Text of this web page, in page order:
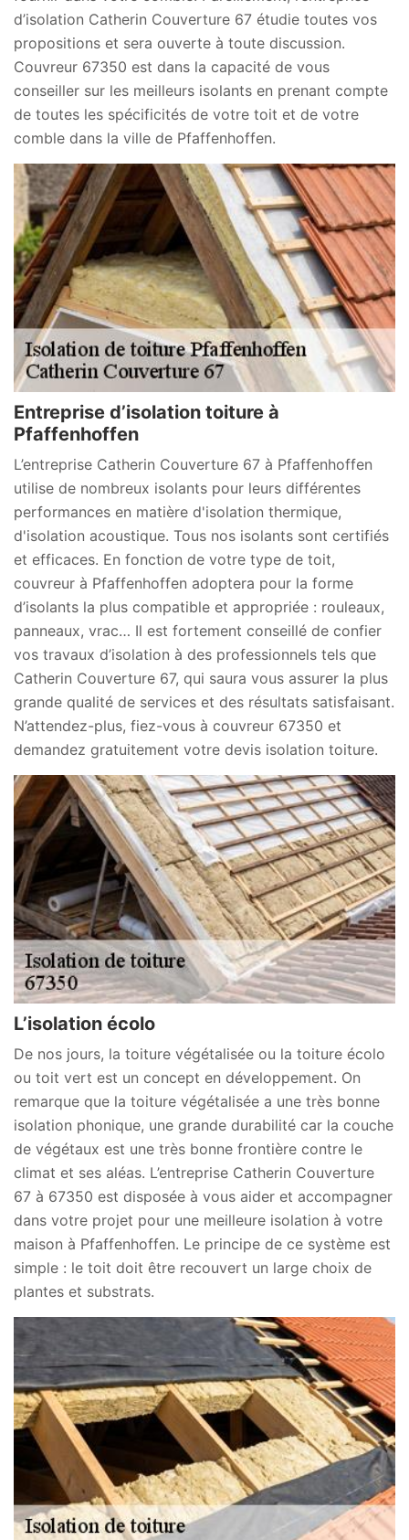
d’isolation Catherin Couverture 67 étudie toutes vos
propositions et sera ouverte à toute discussion.
Couvreur 67350 est dans la capacité de vous
conseiller sur les meilleurs isolants en prenant compte
de toutes les spécificités de votre toit et de votre
comble dans la ville de Pfaffenhoffen.
Entreprise d’isolation toiture à
Pfaffenhoffen
L’entreprise Catherin Couverture 67 à Pfaffenhoffen
utilise de nombreux isolants pour leurs différentes
performances en matière d'isolation thermique,
d'isolation acoustique. Tous nos isolants sont certifiés
et efficaces. En fonction de votre type de toit,
couvreur à Pfaffenhoffen adoptera pour la forme
d’isolants la plus compatible et appropriée : rouleaux,
panneaux, vrac… Il est fortement conseillé de confier
vos travaux d’isolation à des professionnels tels que
Catherin Couverture 67, qui saura vous assurer la plus
grande qualité de services et des résultats satisfaisant.
N’attendez-plus, fiez-vous à couvreur 67350 et
demandez gratuitement votre devis isolation toiture.
L’isolation écolo
De nos jours, la toiture végétalisée ou la toiture écolo
ou toit vert est un concept en développement. On
remarque que la toiture végétalisée a une très bonne
isolation phonique, une grande durabilité car la couche
de végétaux est une très bonne frontière contre le
climat et ses aléas. L’entreprise Catherin Couverture
67 à 67350 est disposée à vous aider et accompagner
dans votre projet pour une meilleure isolation à votre
maison à Pfaffenhoffen. Le principe de ce système est
simple : le toit doit être recouvert un large choix de
plantes et substrats.